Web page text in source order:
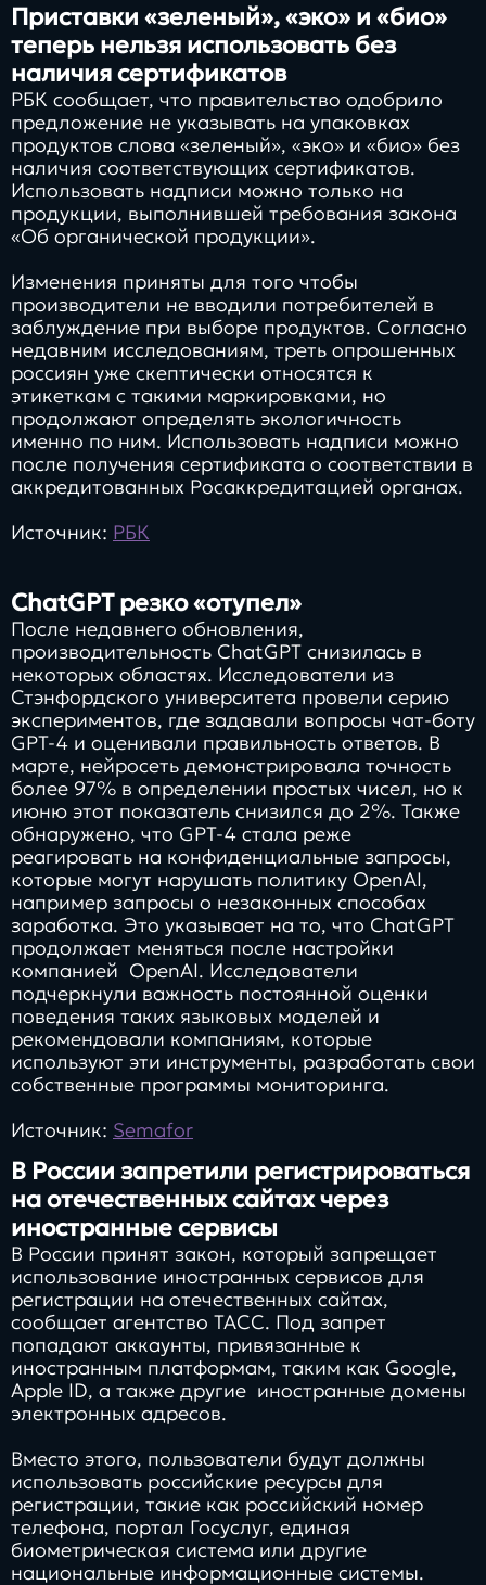
Приставки «зеленый», «эко» и «био»
теперь нельзя использовать без
наличия сертификатов
РБК сообщает, что правительство одобрило
предложение не указывать на упаковках
продуктов слова «зеленый», «эко» и «био» без
наличия соответствующих сертификатов.
Использовать надписи можно только на
продукции, выполнившей требования закона
«Об органической продукции».
Изменения приняты для того чтобы
производители не вводили потребителей в
заблуждение при выборе продуктов. Согласно
недавним исследованиям, треть опрошенных
россиян уже скептически относятся к
этикеткам с такими маркировками, но
продолжают определять экологичность
именно по ним. Использовать надписи можно
после получения сертификата о соответствии в
аккредитованных Росаккредитацией органах.
Источник: РБК
ChatGPT резко «отупел»
После недавнего обновления,
производительность ChatGPT снизилась в
некоторых областях. Исследователи из
Стэнфордского университета провели серию
экспериментов, где задавали вопросы чат-боту
GPT-4 и оценивали правильность ответов. В
марте, нейросеть демонстрировала точность
более 97% в определении простых чисел, но к
июню этот показатель снизился до 2%. Также
обнаружено, что GPT-4 стала реже
реагировать на конфиденциальные запросы,
которые могут нарушать политику OpenAI,
например запросы о незаконных способах
заработка. Это указывает на то, что ChatGPT
продолжает меняться после настройки
компанией OpenAI. Исследователи
подчеркнули важность постоянной оценки
поведения таких языковых моделей и
рекомендовали компаниям, которые
используют эти инструменты, разработать свои
собственные программы мониторинга.
Источник: Semafor
В России запретили регистрироваться
на отечественных сайтах через
иностранные сервисы
В России принят закон, который запрещает
использование иностранных сервисов для
регистрации на отечественных сайтах,
сообщает агентство ТАСС. Под запрет
попадают аккаунты, привязанные к
иностранным платформам, таким как Google,
Apple ID, а также другие иностранные домены
электронных адресов.
Вместо этого, пользователи будут должны
использовать российские ресурсы для
регистрации, такие как российский номер
телефона, портал Госуслуг, единая
биометрическая система или другие
национальные информационные системы.